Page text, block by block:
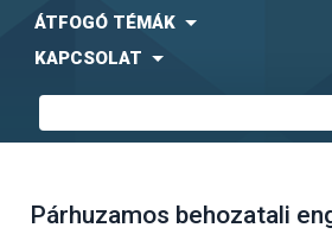
ÁTFOGÓ TÉMÁK
KAPCSOLAT
Párhuzamos behozatali